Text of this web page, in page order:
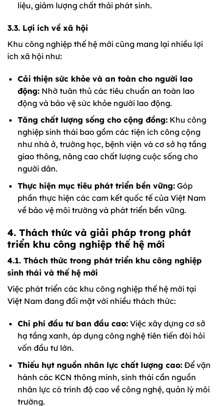
liệu, giảm lượng chất thải phát sinh.
3.3. Lợi ích về xã hội
Khu công nghiệp thế hệ mới cũng mang lại nhiều lợi
ích xã hội như:
Cải thiện sức khỏe và an toàn cho người lao
động:Nhờ tuân thủ các tiêu chuẩn an toàn lao
động và bảo vệ sức khỏe người lao động.
Tăng chất lượng sống cho cộng đồng:Khu công
nghiệp sinh thái bao gồm các tiện ích công cộng
như nhà ở, trường học, bệnh viện và cơ sở hạ tầng
giao thông, nâng cao chất lượng cuộc sống cho
người dân.
Thực hiện mục tiêu phát triển bền vững:Góp
phần thực hiện các cam kết quốc tế của Việt Nam
về bảo vệ môi trường và phát triển bền vững.
4. Thách thức và giải pháp trong phát
triển khu công nghiệp thế hệ mới
4.1. Thách thức trong phát triển khu công nghiệp
sinh thái và thế hệ mới
Việc phát triển các khu công nghiệp thế hệ mới tại
Việt Nam đang đối mặt với nhiều thách thức:
Chi phí đầu tư ban đầu cao:Việc xây dựng cơ sở
hạ tầng xanh, áp dụng công nghệ tiên tiến đòi hỏi
vốn đầu tư lớn.
Thiếu hụt nguồn nhân lực chất lượng cao:Để vận
hành các KCN thông minh, sinh thái cần nguồn
nhân lực có trình độ cao về công nghệ, quản lý môi
trường.